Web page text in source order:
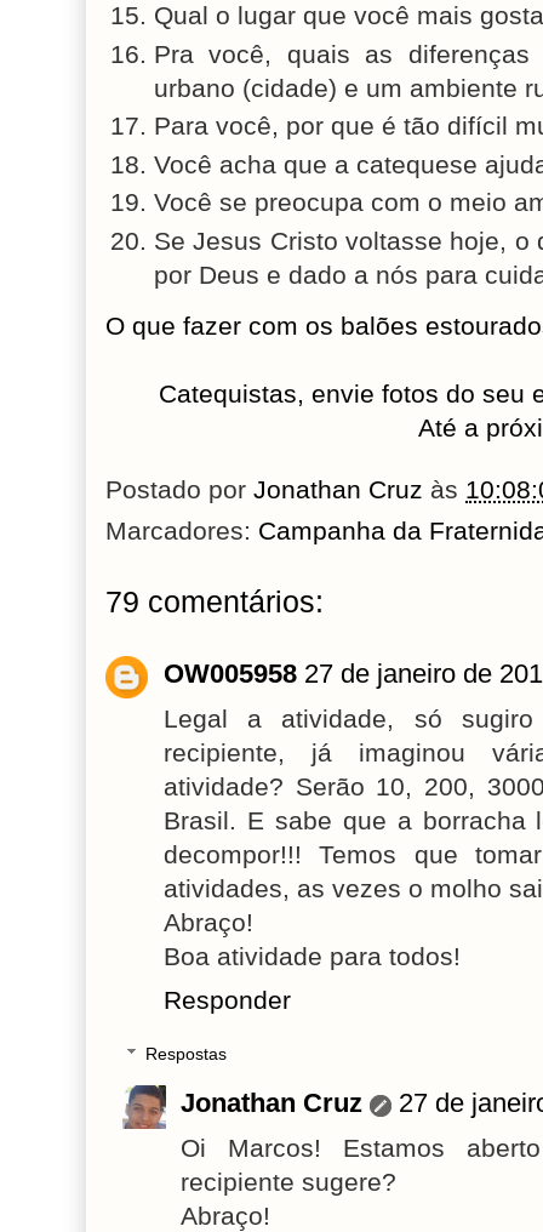
Qual o lugar que você mais
Pra você, quais as
urbano (cidade) e um ambiente
Para você, por que é tão difícil
Você acha que a catequese
Você se preocupa com o meio
Se Jesus Cristo voltasse hoje,
por Deus e dado a nós para
O que fazer com os balões
Catequistas, envie fotos do seu
Até a
Postado por Jonathan Cruz às
Marcadores: Campanha da
79 comentários:
OW005958 27 de janeiro de
Legal a atividade, só
recipiente, já imaginou
atividade? Serão 10, 200,
Brasil. E sabe que a
decompor!!! Temos que
atividades, as vezes o molho
Abraço!
Boa atividade para todos!
Responder
Respostas
Jonathan Cruz 27 de
Oi Marcos! Estamos
recipiente sugere?
Abraço!